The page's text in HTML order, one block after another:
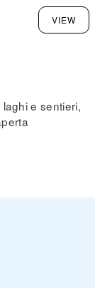
VIEW
e sentieri,